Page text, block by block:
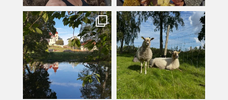
kullanslycka
Jul 16
kullanslycka
Jul 12